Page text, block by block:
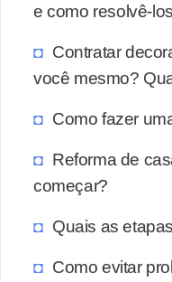
e como resolvê-
Contratar
você mesmo?
Como fazer
Reforma de
começar?
Quais as
Como evitar